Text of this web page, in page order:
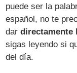
puede ser la
español, no te
dardirectamente
sigas leyendo si
del día.